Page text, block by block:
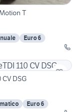
T
Euro 6
DSG
Euro 6